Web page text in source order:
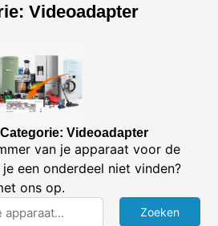
Videoadapter
Videoadapter
van je apparaat voor de
een onderdeel niet vinden?
ons op.